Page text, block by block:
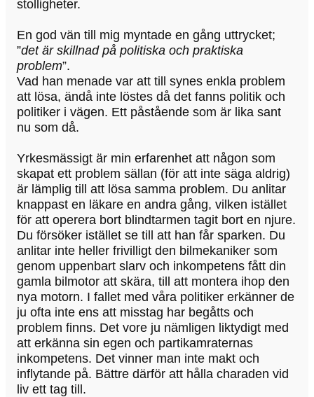
stolligheter.
En god vän till mig myntade en gång uttrycket;
”det är skillnad på politiska och praktiska
problem”.
Vad han menade var att till synes enkla problem
att lösa, ändå inte löstes då det fanns politik och
politiker i vägen. Ett påstående som är lika sant
nu som då.
Yrkesmässigt är min erfarenhet att någon som
skapat ett problem sällan (för att inte säga aldrig)
är lämplig till att lösa samma problem. Du anlitar
knappast en läkare en andra gång, vilken istället
för att operera bort blindtarmen tagit bort en njure.
Du försöker istället se till att han får sparken. Du
anlitar inte heller frivilligt den bilmekaniker som
genom uppenbart slarv och inkompetens fått din
gamla bilmotor att skära, till att montera ihop den
nya motorn. I fallet med våra politiker erkänner de
ju ofta inte ens att misstag har begåtts och
problem finns. Det vore ju nämligen liktydigt med
att erkänna sin egen och partikamraternas
inkompetens. Det vinner man inte makt och
inflytande på. Bättre därför att hålla charaden vid
liv ett tag till.